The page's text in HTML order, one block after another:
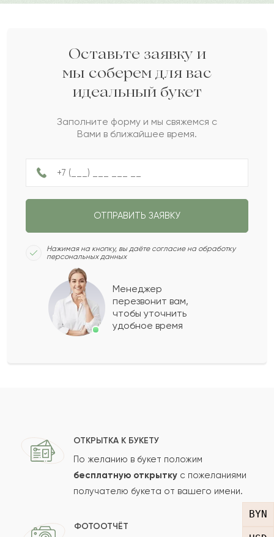
BYN
А 2024-04-29
Асель
2024-04-19
Сырым
2024-03-28
Тамерлан
Фаина
Б Биахмет
Байсултан
Показать еще
Ваш e-mail
Отзыв
Оставьте заявку и
мы соберем для вас
идеальный букет
Заполните форму и мы свяжемся с
Вами в ближайшее время.
ОТПРАВИТЬ ЗАЯВКУ
Нажимая на кнопку, вы даёте согласие на обработку
персональных данных
Менеджер
перезвонит вам,
чтобы уточнить
удобное время
ОТКРЫТКА К БУКЕТУ
По желанию в букет положим
бесплатную открытку с пожеланиями
получателю букета от вашего имени.
ФОТООТЧЁТ